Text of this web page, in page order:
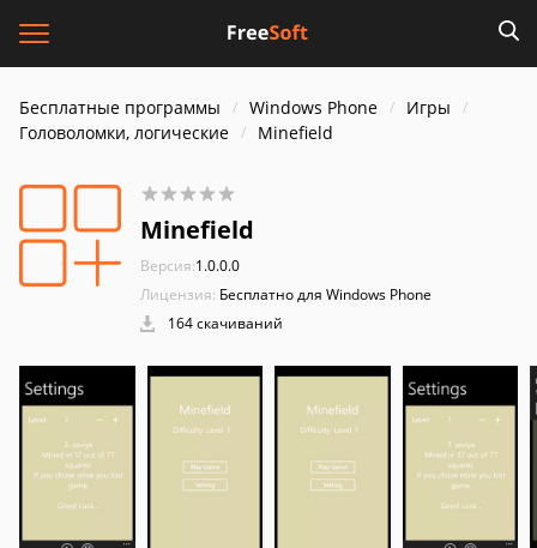
Бесплатные программы Windows Phone
Игры
Головоломки, логические
Minefield
Minefield
Версия:1.0.0.0
Лицензия: Бесплатно для Windows Phone
164 скачиваний